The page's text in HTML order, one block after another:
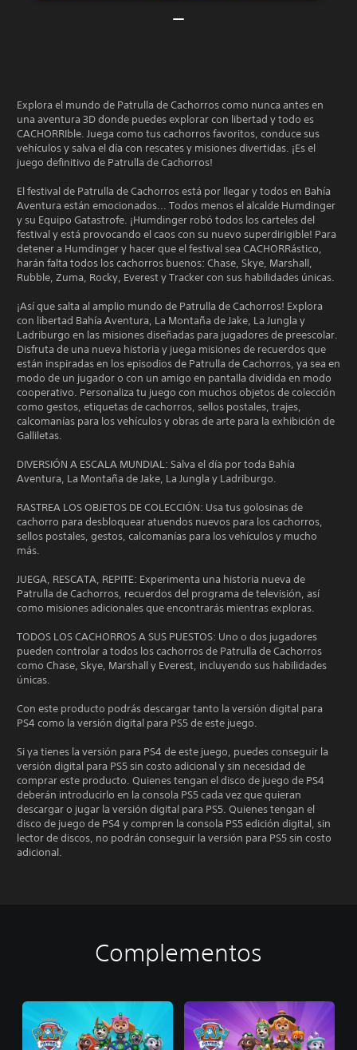
Explora el mundo de Patrulla de Cachorros como nunca antes en
una aventura 3D donde puedes explorar con libertad y todo es
CACHORRIble. Juega como tus cachorros favoritos, conduce sus
vehículos y salva el día con rescates y misiones divertidas. ¡Es el
juego definitivo de Patrulla de Cachorros!
El festival de Patrulla de Cachorros está por llegar y todos en Bahía
Aventura están emocionados... Todos menos el alcalde Humdinger
y su Equipo Gatastrofe. ¡Humdinger robó todos los carteles del
festival y está provocando el caos con su nuevo superdirigible! Para
detener a Humdinger y hacer que el festival sea CACHORRástico,
harán falta todos los cachorros buenos: Chase, Skye, Marshall,
Rubble, Zuma, Rocky, Everest y Tracker con sus habilidades únicas.
¡Así que salta al amplio mundo de Patrulla de Cachorros! Explora
con libertad Bahía Aventura, La Montaña de Jake, La Jungla y
Ladriburgo en las misiones diseñadas para jugadores de preescolar.
Disfruta de una nueva historia y juega misiones de recuerdos que
están inspiradas en los episodios de Patrulla de Cachorros, ya sea en
modo de un jugador o con un amigo en pantalla dividida en modo
cooperativo. Personaliza tu juego con muchos objetos de colección
como gestos, etiquetas de cachorros, sellos postales, trajes,
calcomanías para los vehículos y obras de arte para la exhibición de
Galliletas.
DIVERSIÓN A ESCALA MUNDIAL: Salva el día por toda Bahía
Aventura, La Montaña de Jake, La Jungla y Ladriburgo.
RASTREA LOS OBJETOS DE COLECCIÓN: Usa tus golosinas de
cachorro para desbloquear atuendos nuevos para los cachorros,
sellos postales, gestos, calcomanías para los vehículos y mucho
más.
JUEGA, RESCATA, REPITE: Experimenta una historia nueva de
Patrulla de Cachorros, recuerdos del programa de televisión, así
como misiones adicionales que encontrarás mientras exploras.
TODOS LOS CACHORROS A SUS PUESTOS: Uno o dos jugadores
pueden controlar a todos los cachorros de Patrulla de Cachorros
como Chase, Skye, Marshall y Everest, incluyendo sus habilidades
únicas.
Con este producto podrás descargar tanto la versión digital para
PS4 como la versión digital para PS5 de este juego.
Si ya tienes la versión para PS4 de este juego, puedes conseguir la
versión digital para PS5 sin costo adicional y sin necesidad de
comprar este producto. Quienes tengan el disco de juego de PS4
deberán introducirlo en la consola PS5 cada vez que quieran
descargar o jugar la versión digital para PS5. Quienes tengan el
disco de juego de PS4 y compren la consola PS5 edición digital, sin
lector de discos, no podrán conseguir la versión para PS5 sin costo
adicional.
Complementos